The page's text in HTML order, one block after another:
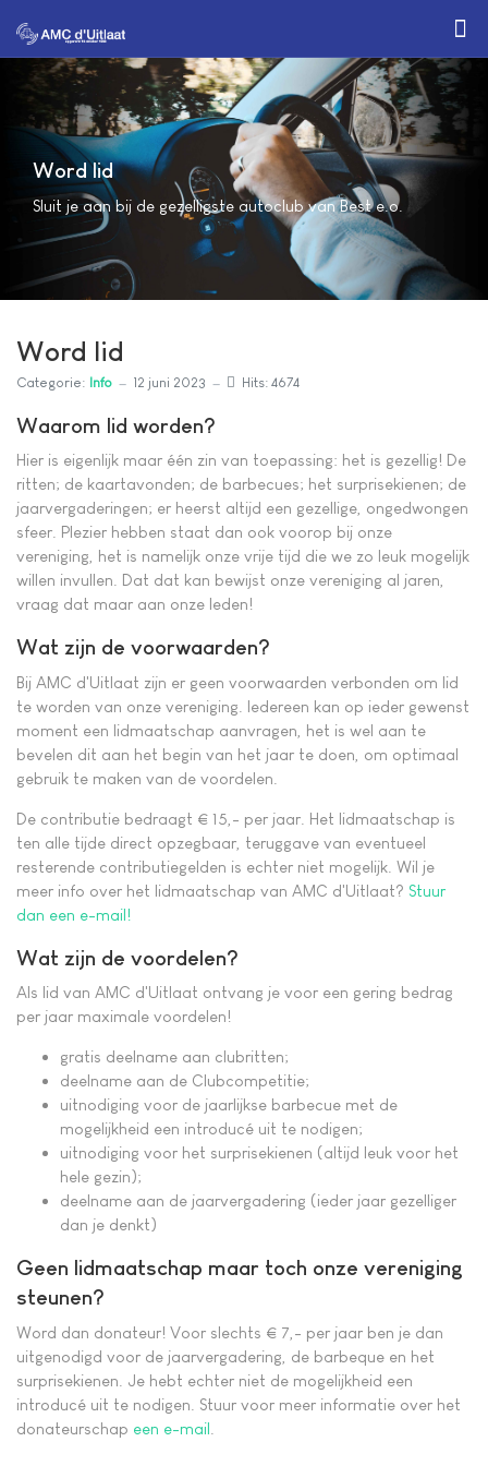
Word lid
Sluit je aan bij de gezelligste autoclub van Best e.o.
Word lid
Categorie: Info 12 juni 2023 Hits: 4674
Waarom lid worden?
Hier is eigenlijk maar één zin van toepassing: het is gezellig! De
ritten; de kaartavonden; de barbecues; het surprisekienen; de
jaarvergaderingen; er heerst altijd een gezellige, ongedwongen
sfeer. Plezier hebben staat dan ook voorop bij onze
vereniging, het is namelijk onze vrije tijd die we zo leuk mogelijk
willen invullen. Dat dat kan bewijst onze vereniging al jaren,
vraag dat maar aan onze leden!
Wat zijn de voorwaarden?
Bij AMC d'Uitlaat zijn er geen voorwaarden verbonden om lid
te worden van onze vereniging. Iedereen kan op ieder gewenst
moment een lidmaatschap aanvragen, het is wel aan te
bevelen dit aan het begin van het jaar te doen, om optimaal
gebruik te maken van de voordelen.
De contributie bedraagt € 15,- per jaar. Het lidmaatschap is
ten alle tijde direct opzegbaar, teruggave van eventueel
resterende contributiegelden is echter niet mogelijk. Wil je
meer info over het lidmaatschap van AMC d'Uitlaat? Stuur
dan een e-mail!
Wat zijn de voordelen?
Als lid van AMC d'Uitlaat ontvang je voor een gering bedrag
per jaar maximale voordelen!
gratis deelname aan clubritten;
deelname aan de Clubcompetitie;
uitnodiging voor de jaarlijkse barbecue met de
mogelijkheid een introducé uit te nodigen;
uitnodiging voor het surprisekienen (altijd leuk voor het
hele gezin);
deelname aan de jaarvergadering (ieder jaar gezelliger
dan je denkt)
Geen lidmaatschap maar toch onze vereniging
steunen?
Word dan donateur! Voor slechts € 7,- per jaar ben je dan
uitgenodigd voor de jaarvergadering, de barbeque en het
surprisekienen. Je hebt echter niet de mogelijkheid een
introducé uit te nodigen. Stuur voor meer informatie over het
donateurschap een e-mail